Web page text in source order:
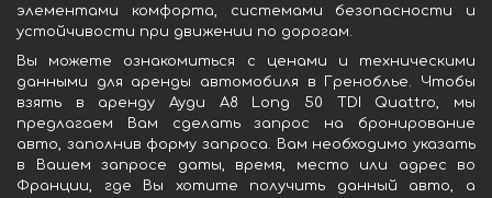
элементами комфорта, системами безопасности и
устойчивости при движении по дорогам.
Вы можете ознакомиться с ценами и техническими
данными для аренды автомобиля в Греноблье. Чтобы
взять в аренду Ауди A8 Long 50 TDI Quattro, мы
предлагаем Вам сделать запрос на бронирование
авто, заполнив форму запроса. Вам необходимо указать
в Вашем запросе даты, время, место или адрес во
Франции, где Вы хотите получить данный авто, а